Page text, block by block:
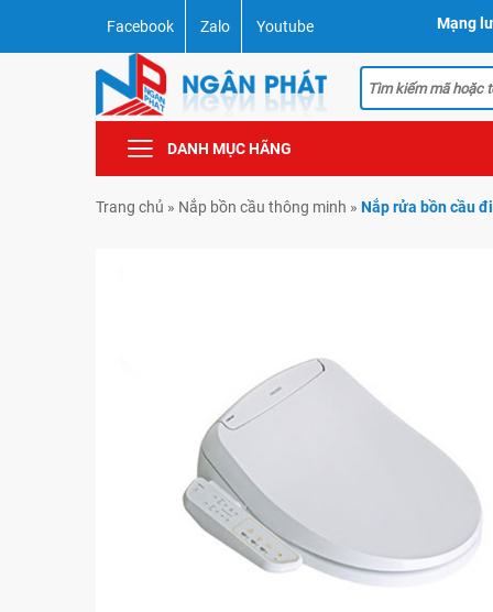
Facebook Zalo Youtube Mạng
DANH MỤC HÃNG
Trang chủ » Nắp bồn cầu thông minh » Nắp rửa bồn cầu